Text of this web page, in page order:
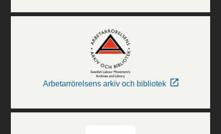
Arbetarrörelsens arkiv och bibliotek